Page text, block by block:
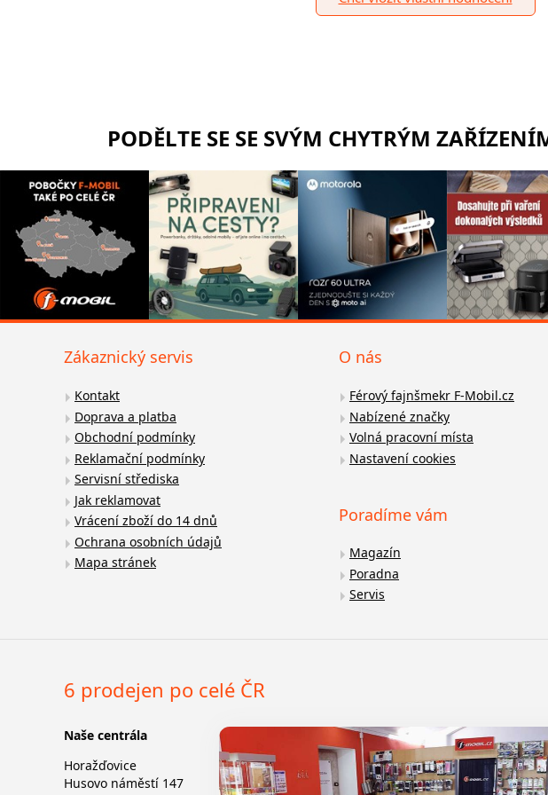
PODĚLTE SE SE SVÝM CHYTRÝM
Zákaznický servis
Kontakt
Doprava a platba
Obchodní podmínky
Reklamační podmínky
Servisní střediska
Jak reklamovat
Vrácení zboží do 14 dnů
Ochrana osobních údajů
Mapa stránek
O nás
Férový fajnšmekr F-Mobil.cz
Nabízené značky
Volná pracovní místa
Nastavení cookies
Poradíme vám
Magazín
Poradna
Servis
6 prodejen po celé ČR
Naše centrála
Horažďovice
Husovo náměstí 147